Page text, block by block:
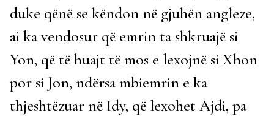
duke qënë se këndon në gjuhën angleze,
ai ka vendosur që emrin ta shkruajë si
Yon, që të huajt të mos e lexojnë si Xhon
por si Jon, ndërsa mbiemrin e ka
thjeshtëzuar në Idy, që lexohet Ajdi, pa